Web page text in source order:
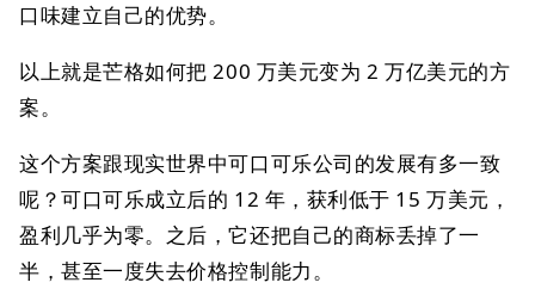
口味建立自己的优势。
以上就是芒格如何把 200 万美元变为 2 万亿美元的方
案。
这个方案跟现实世界中可口可乐公司的发展有多一致
呢？可口可乐成立后的 12 年，获利低于 15 万美元，
盈利几乎为零。之后，它还把自己的商标丢掉了一
半，甚至一度失去价格控制能力。